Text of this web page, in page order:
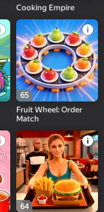
Cooking Empire
65
Fruit Wheel: Order
Match
64